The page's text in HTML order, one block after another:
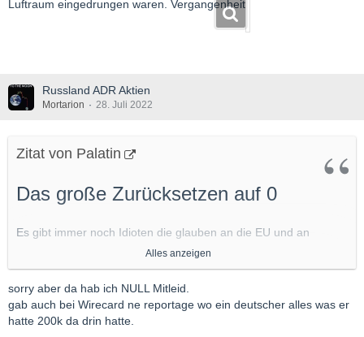
Luftraum eingedrungen waren. Vergangenheit
Russland ADR Aktien
Mortarion 28. Juli 2022
Zitat von Palatin
Das große Zurücksetzen auf 0
Es gibt immer noch Idioten die glauben an die EU und an
Brüsseler Eurokraten. Wollt ihr den totalen Verlust ?
https://www.wochenblick.at/gre…s-erspartes-fuer-pension/
Alles anzeigen
sorry aber da hab ich NULL Mitleid.
gab auch bei Wirecard ne reportage wo ein deutscher alles was er
hatte 200k da drin hatte.